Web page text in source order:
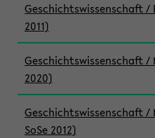
Geschichtswissenschaft /
2011)
Geschichtswissenschaft /
2020)
Geschichtswissenschaft /
SoSe 2012)